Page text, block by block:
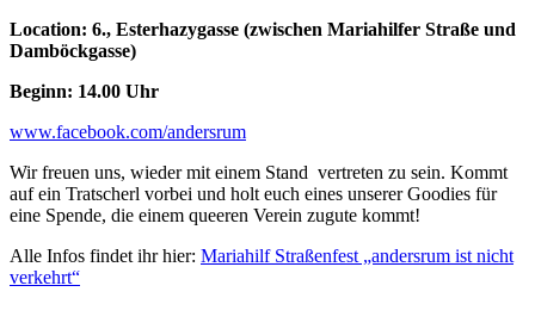
Location: 6., Esterhazygasse (zwischen Mariahilfer Straße und
Damböckgasse)
Beginn: 14.00 Uhr
www.facebook.com/andersrum
Wir freuen uns, wieder mit einem Stand vertreten zu sein. Kommt
auf ein Tratscherl vorbei und holt euch eines unserer Goodies für
eine Spende, die einem queeren Verein zugute kommt!
Alle Infos findet ihr hier: Mariahilf Straßenfest „andersrum ist nicht
verkehrt“